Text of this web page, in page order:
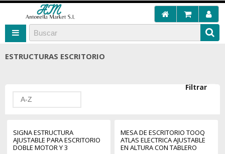
ESTRUCTURAS ESCRITORIO
Filtrar
A-Z
SIGNA ESTRUCTURA
AJUSTABLE PARA ESCRITORIO
DOBLE MOTOR Y 3
MESA DE ESCRITORIO TOOQ
ATLAS ELECTRICA AJUSTABLE
EN ALTURA CON TABLERO